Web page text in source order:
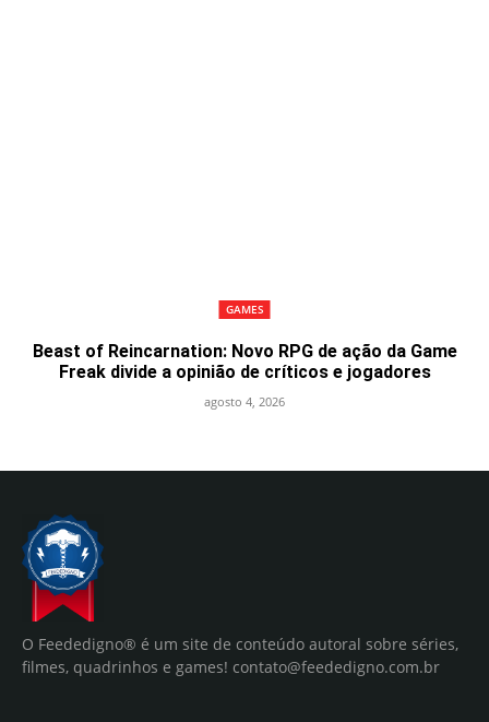
GAMES
Beast of Reincarnation: Novo RPG de ação da Game
Freak divide a opinião de críticos e jogadores
agosto 4, 2026
O Feededigno® é um site de conteúdo autoral sobre séries,
filmes, quadrinhos e games! contato@feededigno.com.br